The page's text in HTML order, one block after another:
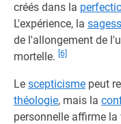
créés dans la
L'expérience, la
de l'allongement de
mortelle. [6]
Le scepticisme peut
théologie, mais la
personnelle affirme la